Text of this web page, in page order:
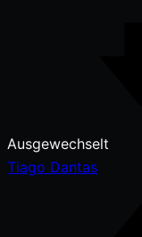
Ausgewechselt
Tiago Dantas